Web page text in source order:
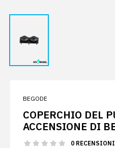
BEGODE
COPERCHIO DEL
ACCENSIONE DI
0 RECENSIONI